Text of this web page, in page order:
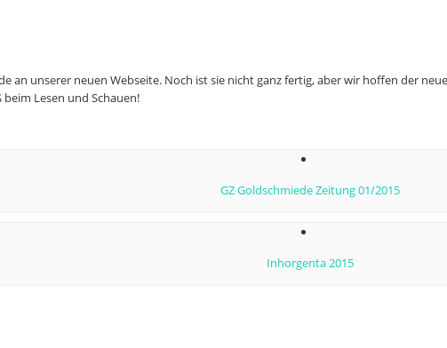
an unserer neuen Webseite. Noch ist sie nicht ganz fertig, aber wir hoffen der
beim Lesen und Schauen!
GZ Goldschmiede Zeitung 01/2015
Inhorgenta 2015